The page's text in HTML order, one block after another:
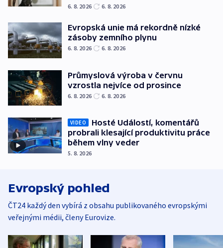
6. 8. 2026 6. 8. 2026
Evropská unie má rekordně nízké
zásoby zemního plynu
6. 8. 2026 6. 8. 2026
Průmyslová výroba v červnu
vzrostla nejvíce od prosince
6. 8. 2026 6. 8. 2026
VIDEO
Hosté Událostí, komentářů
probrali klesající produktivitu práce
během vlny veder
5. 8. 2026
Evropský pohled
ČT24 každý den vybírá z obsahu publikovaného evropskými
veřejnými médii, členy Eurovize.